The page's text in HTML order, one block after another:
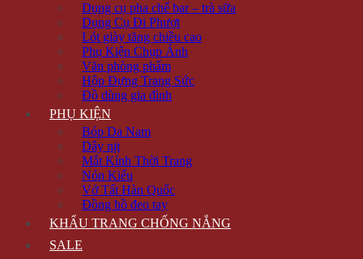
Dụng cụ pha chế bar – trà sữa
Dụng Cụ Đi Phượt
Lót giày tăng chiều cao
Phụ Kiện Chụp Ảnh
Văn phòng phẩm
Hộp Đựng Trang Sức
Đồ dùng gia đình
PHỤ KIỆN
Bóp Da Nam
Dây nịt
Mắt Kính Thời Trang
Nón Kiểu
Vớ Tất Hàn Quốc
Đồng hồ đeo tay
KHẨU TRANG CHỐNG NẮNG
SALE